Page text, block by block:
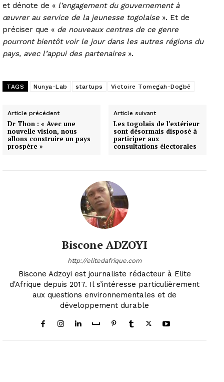
et dénote de « l’engagement du gouvernement à
œuvrer au service de la jeunesse togolaise ». Et de
préciser que « de nouveaux centres de ce genre
pourront bientôt voir le jour dans les autres régions du
pays, avec l’appui des partenaires».
TAGS Nunya-Lab startups Victoire Tomegah-Dogbé
Article précédent
Dr Thon : « Avec une
nouvelle vision, nous
allons construire un pays
prospère »
Article suivant
Les togolais de l’extérieur
sont désormais disposé à
participer aux
consultations électorales
Biscone ADZOYI
http://elitedafrique.com
Biscone Adzoyi est journaliste rédacteur à Elite
d'Afrique depuis 2017. Il s’intéresse particulièrement
aux questions environnementales et de
développement durable